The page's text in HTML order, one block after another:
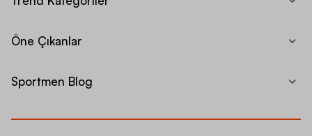
Öne Çıkanlar
Sportmen Blog